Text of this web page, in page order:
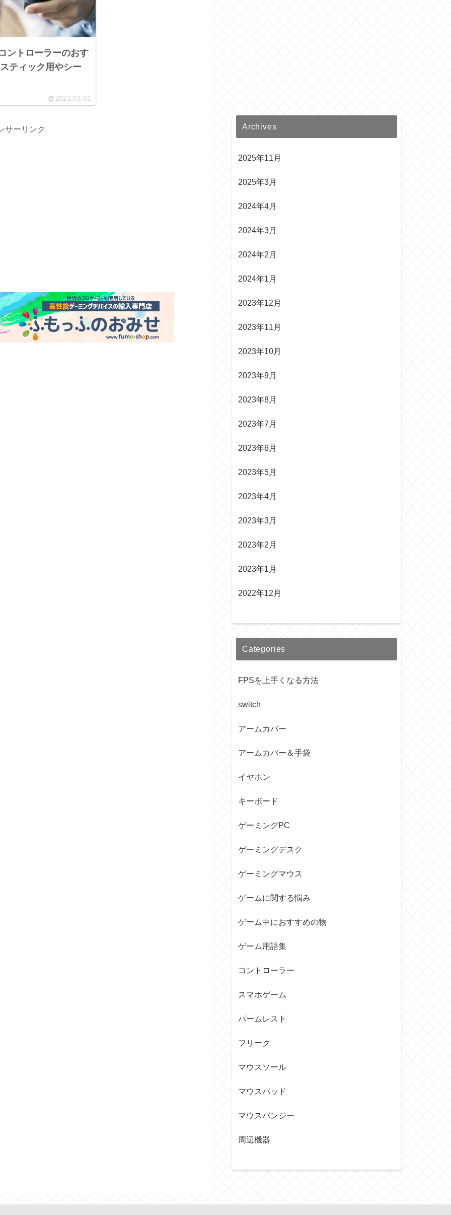
ントローラーのおす
ティック用やシー
2023.03.01
サーリンク Archives
2025年11月
2025年3月
2024年4月
2024年3月
2024年2月
2024年1月
2023年12月
2023年11月
2023年10月
2023年9月
2023年8月
2023年7月
2023年6月
2023年5月
2023年4月
2023年3月
2023年2月
2023年1月
2022年12月
Categories
FPSを上手くなる方法
switch
アームカバー
アームカバー＆手袋
イヤホン
キーボード
ゲーミングPC
ゲーミングデスク
ゲーミングマウス
ゲームに関する悩み
ゲーム中におすすめの物
ゲーム用語集
コントローラー
スマホゲーム
パームレスト
フリーク
マウスソール
マウスパッド
マウスバンジー
周辺機器